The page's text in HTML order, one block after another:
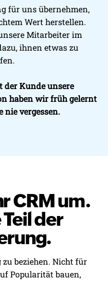
für uns übernehmen,
Wert herstellen.
Mitarbeiter im
ihnen etwas zu
der Kunde unsere
haben wir früh gelernt
nie vergessen.
CRM um.
der
zu beziehen. Nicht für
Popularität bauen,